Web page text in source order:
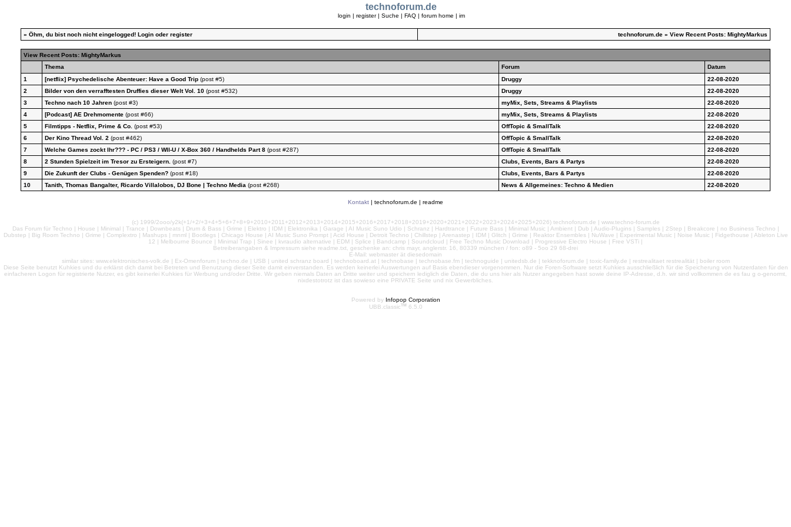
technoforum.de
login | register | Suche | FAQ| forum home | im
» Öhm, du bist noch nicht eingelogged! Login oder register technoforum.de » View Recent Posts: MightyMarkus
View Recent Posts: MightyMarkus
Thema
Forum
Datum
1
[netflix] Psychedelische Abenteuer: Have a Good Trip (post #5) Druggy
22-08-2020
2
Bilder von den verrafftesten Druffies dieser Welt Vol. 10 (post #532) Druggy
22-08-2020
3
Techno nach 10 Jahren (post #3) myMix, Sets, Streams & Playlists
22-08-2020
4
[Podcast] AE Drehmomente (post #66) myMix, Sets, Streams & Playlists
22-08-2020
5
Filmtipps - Netflix, Prime & Co. (post #53) OffTopic & SmallTalk
22-08-2020
6
Der Kino Thread Vol. 2 (post #462) OffTopic & SmallTalk
22-08-2020
7
Welche Games zockt Ihr??? - PC / PS3 / WII-U / X-Box 360 / Handhelds Part 8 (post #287) OffTopic & SmallTalk
22-08-2020
8
2 Stunden Spielzeit im Tresor zu Ersteigern. (post #7) Clubs, Events, Bars & Partys
22-08-2020
9
Die Zukunft der Clubs - Genügen Spenden? (post #18) Clubs, Events, Bars & Partys
22-08-2020
10
Tanith, Thomas Bangalter, Ricardo Villalobos, DJ Bone | Techno Media (post #268) News & Allgemeines: Techno & Medien 22-08-2020
Kontakt | technoforum.de | readme
(c) 1999/2ooo/y2k(+1/+2/+3+4+5+6+7+8+9+2010+2011+2012+2013+2014+2015+2016+2017+2018+2019+2020+2021+2022+2023+2024+2025+2026) technoforum.de | www.techno-forum.de
Das Forum für Techno | House | Minimal | Trance | Downbeats | Drum & Bass | Grime | Elektro | IDM | Elektronika | Garage | AI Music Suno Udio | Schranz | Hardtrance | Future Bass | Minimal Music | Ambient | Dub | Audio-Plugins | Samples | 2Step | Breakcore | no Business Techno |
Dubstep | Big Room Techno | Grime | Complextro | Mashups | mnml | Bootlegs | Chicago House | AI Music Suno Prompt | Acid House | Detroit Techno | Chillstep | Arenastep | IDM | Glitch | Grime | Reaktor Ensembles | NuWave | Experimental Music | Noise Music | Fidgethouse | Ableton Live
12 | Melbourne Bounce | Minimal Trap | Sinee | kvraudio alternative | EDM | Splice | Bandcamp | Soundcloud | Free Techno Music Download | Progressive Electro House | Free VSTi |
Betreiberangaben & Impressum siehe readme.txt, geschenke an: chris mayr, anglerstr. 16, 80339 münchen / fon: o89 - 5oo 29 68-drei
E-Mail: webmaster ät diesedomain
similar sites: www.elektronisches-volk.de | Ex-Omenforum | techno.de | USB | united schranz board | technoboard.at | technobase | technobase.fm | technoguide | unitedsb.de | tekknoforum.de | toxic-family.de | restrealitaet restrealität | boiler room
Diese Seite benutzt Kuhkies und du erklärst dich damit bei Betreten und Benutzung dieser Seite damit einverstanden. Es werden keinerlei Auswertungen auf Basis ebendieser vorgenommen. Nur die Foren-Software setzt Kuhkies ausschließlich für die Speicherung von Nutzerdaten für den
einfacheren Logon für registrierte Nutzer, es gibt keinerlei Kuhkies für Werbung und/oder Dritte. Wir geben niemals Daten an Dritte weiter und speichern lediglich die Daten, die du uns hier als Nutzer angegeben hast sowie deine IP-Adresse, d.h. wir sind vollkommen de es fau g o-genormt,
nixdestotrotz ist das sowieso eine PRIVATE Seite und nix Gewerbliches.
Powered by Infopop Corporation
UBB.classicTM 6.5.0